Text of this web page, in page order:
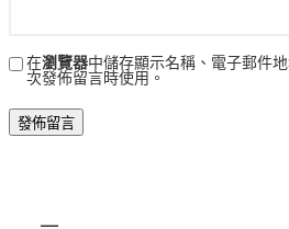
在瀏覽器中儲存顯示名稱、電子郵件
次發佈留言時使用。